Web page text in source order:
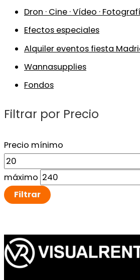
Dron · Cine · Vídeo ·
Efectos especiales
Alquiler eventos fiesta
Wannasupplies
Fondos
Filtrar por Precio
Precio mínimo
máximo
Filtrar